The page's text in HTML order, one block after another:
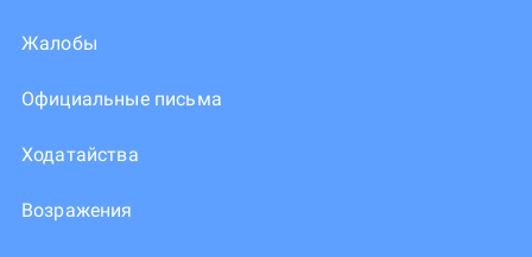
Жалобы
Официальные письма
Ходатайства
Возражения